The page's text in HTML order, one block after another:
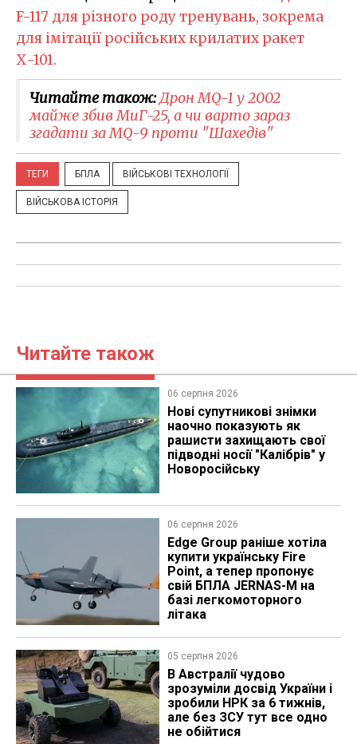
F-117 для різного роду тренувань, зокрема
для імітації російських крилатих ракет
Х-101.
Читайте також:Дрон MQ-1 у 2002
майже збив МиГ-25, а чи варто зараз
згадати за MQ-9 проти "Шахедів"
ТЕГИ БПЛА ВІЙСЬКОВІ ТЕХНОЛОГІЇ
ВІЙСЬКОВА ІСТОРІЯ
Читайте також
06 серпня 2026
Нові супутникові знімки
наочно показують як
рашисти захищають свої
підводні носії "Калібрів" у
Новоросійську
06 серпня 2026
Edge Group раніше хотіла
купити українську Fire
Point, а тепер пропонує
свій БПЛА JERNAS-M на
базі легкомоторного
літака
05 серпня 2026
В Австралії чудово
зрозуміли досвід України і
зробили НРК за 6 тижнів,
але без ЗСУ тут все одно
не обійтися